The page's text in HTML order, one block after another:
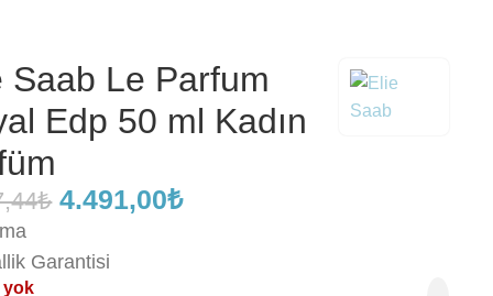
Saab Le Parfum
Edp 50 ml Kadın
₺ 4.491,00₺
Garantisi
yok